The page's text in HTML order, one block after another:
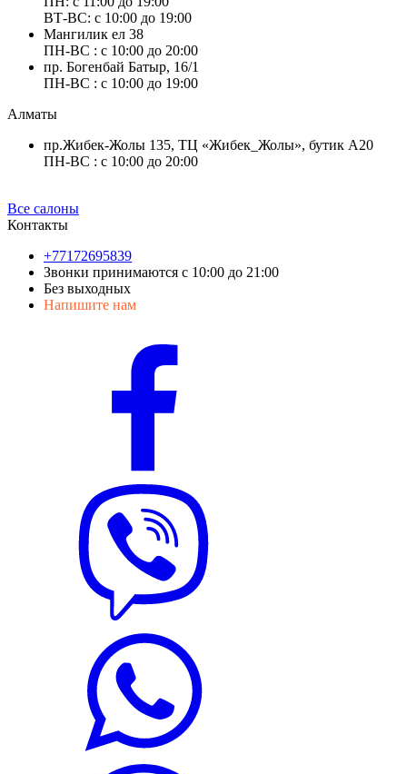
ВТ-ВС: с 10:00 до 19:00
Мангилик ел 38
ПН-ВС : с 10:00 до 20:00
пр. Богенбай Батыр, 16/1
ПН-ВС : с 10:00 до 19:00
Алматы
пр.Жибек-Жолы 135, ТЦ «Жибек_Жолы», бутик А20
ПН-ВС : с 10:00 до 20:00
Все салоны
Контакты
+77172695839
Звонки принимаются с 10:00 до 21:00
Без выходных
Напишите нам